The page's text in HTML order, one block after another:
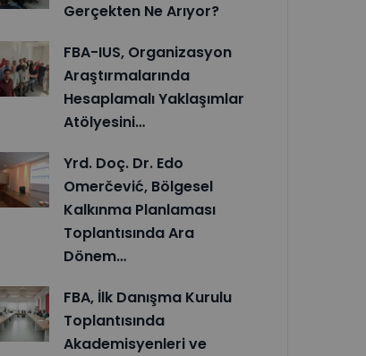
Gerçekten Ne Arıyor?
FBA-IUS, Organizasyon
Araştırmalarında
Hesaplamalı Yaklaşımlar
Atölyesini…
Yrd. Doç. Dr. Edo
Omerčević, Bölgesel
Kalkınma Planlaması
Toplantısında Ara
Dönem…
FBA, İlk Danışma Kurulu
Toplantısında
Akademisyenleri ve